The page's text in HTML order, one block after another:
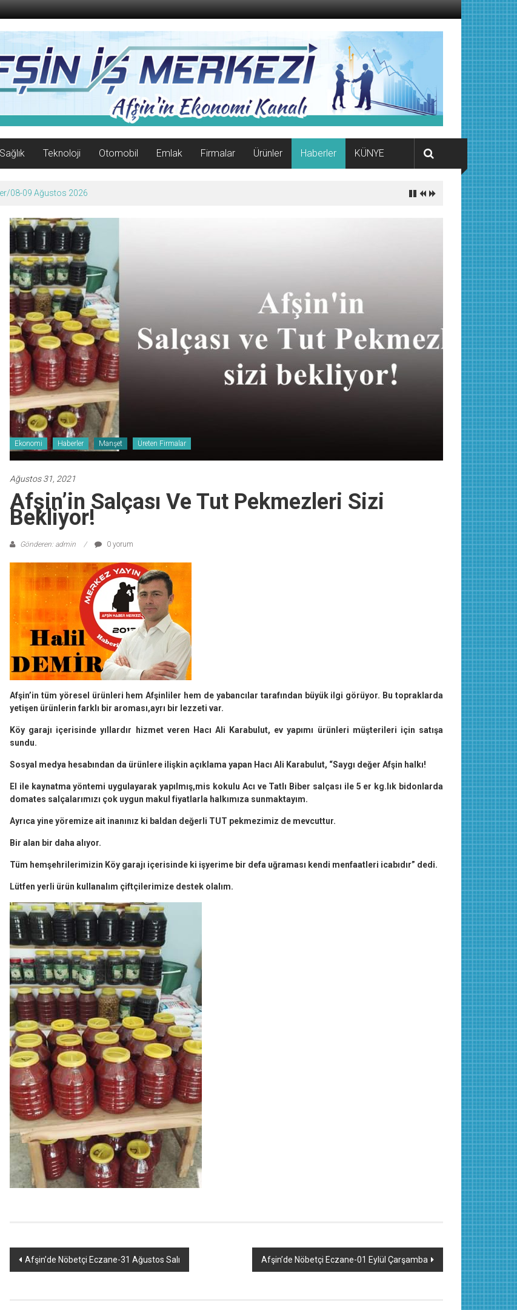
Sağlık Teknoloji Otomobil Emlak Firmalar Ürünler Haberler KÜNYE
08-09 Ağustos 2026
Ekonomi Haberler Manşet Üreten Firmalar
Ağustos 31, 2021
Afşin’in Salçası Ve Tut Pekmezleri Sizi
Bekliyor!
Gönderen: admin 0 yorum
Afşin’in tüm yöresel ürünleri hem Afşinliler hem de yabancılar tarafından büyük ilgi görüyor. Bu topraklarda
yetişen ürünlerin farklı bir aroması,ayrı bir lezzeti var.
Köy garajı içerisinde yıllardır hizmet veren Hacı Ali Karabulut, ev yapımı ürünleri müşterileri için satışa
sundu.
Sosyal medya hesabından da ürünlere ilişkin açıklama yapan Hacı Ali Karabulut, “Saygı değer Afşin halkı!
El ile kaynatma yöntemi uygulayarak yapılmış,mis kokulu Acı ve Tatlı Biber salçası ile 5 er kg.lık bidonlarda
domates salçalarımızı çok uygun makul fiyatlarla halkımıza sunmaktayım.
Ayrıca yine yöremize ait inanınız ki baldan değerli TUT pekmezimiz de mevcuttur.
Bir alan bir daha alıyor.
Tüm hemşehrilerimizin Köy garajı içerisinde ki işyerime bir defa uğraması kendi menfaatleri icabıdır” dedi.
Lütfen yerli ürün kullanalım çiftçilerimize destek olalım.
Yazı
Afşin’de Nöbetçi Eczane-31 Ağustos Salı Afşin’de Nöbetçi Eczane-01 Eylül Çarşamba